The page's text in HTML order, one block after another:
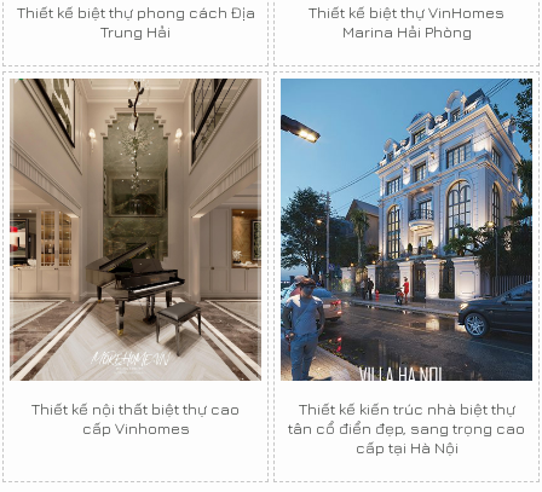
Thiết kế biệt thự phong cách Địa
Trung Hải
Thiết kế biệt thự VinHomes
Marina Hải Phòng
Thiết kế nội thất biệt thự cao
cấp Vinhomes
Thiết kế kiến trúc nhà biệt thự
tân cổ điển đẹp, sang trọng cao
cấp tại Hà Nội